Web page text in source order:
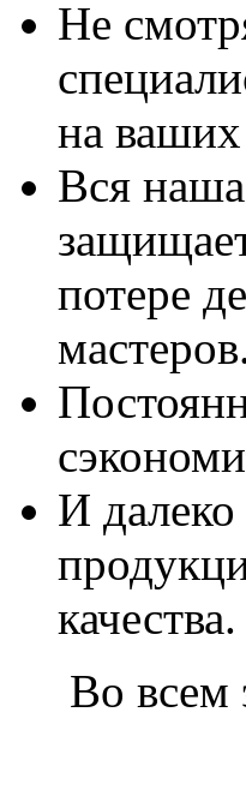
Не
на
Вся
потере
И
качества.
Во всем